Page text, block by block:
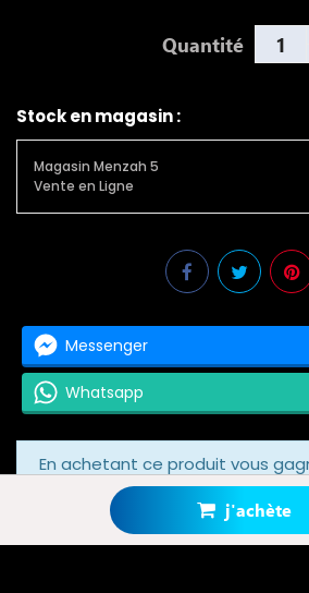
Quantité
j'achète
Stock en magasin :
Magasin Menzah 5
Vente en Ligne
Messenger
Whatsapp
En achetant ce produit vous
grâce à notre
Votre panier totalisera10 points